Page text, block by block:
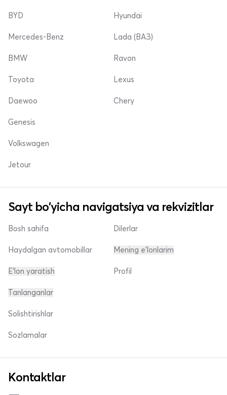
BYD
Mercedes-Benz
Hyundai
Lada (ВАЗ)
BMW
Toyota
Daewoo
Ravon
Lexus
Chery
Genesis
Volkswagen
Jetour
Sayt bo'yicha navigatsiya va rekvizitlar
Bosh sahifa
Haydalgan avtomobillar
E'lon yaratish
Dilerlar
Mening e'lonlarim
Profil
Tanlanganlar
Solishtirishlar
Sozlamalar
Kontaktlar